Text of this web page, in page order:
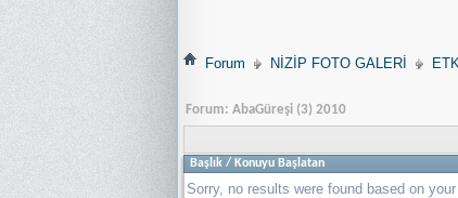
Forum NİZİP FOTO GALERİ
Forum: AbaGüreşi (3) 2010
Başlık / Konuyu Başlatan
Sorry, no results were found based on your